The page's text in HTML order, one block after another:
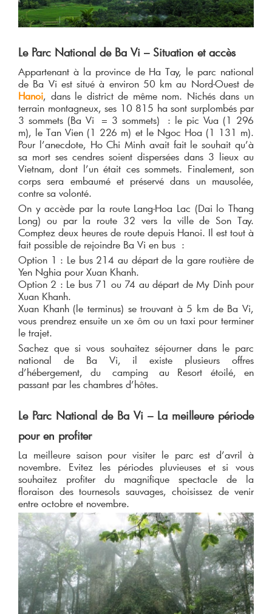
Le Parc National de Ba Vi – Situation et accès
Appartenant à la province de Ha Tay, le parc national
de Ba Vi est situé à environ 50 km au Nord-Ouest de
Hanoi, dans le district de même nom. Nichés dans un
terrain montagneux, ses 10 815 ha sont surplombés par
3 sommets (Ba Vi = 3 sommets) : le pic Vua (1 296
m), le Tan Vien (1 226 m) et le Ngoc Hoa (1 131 m).
Pour l’anecdote, Ho Chi Minh avait fait le souhait qu’à
sa mort ses cendres soient dispersées dans 3 lieux au
Vietnam, dont l’un était ces sommets. Finalement, son
corps sera embaumé et préservé dans un mausolée,
contre sa volonté.
On y accède par la route Lang-Hoa Lac (Dai lo Thang
Long) ou par la route 32 vers la ville de Son Tay.
Comptez deux heures de route depuis Hanoi. Il est tout à
fait possible de rejoindre Ba Vi en bus :
Option 1 : Le bus 214 au départ de la gare routière de
Yen Nghia pour Xuan Khanh.
Option 2 : Le bus 71 ou 74 au départ de My Dinh pour
Xuan Khanh.
Xuan Khanh (le terminus) se trouvant à 5 km de Ba Vi,
vous prendrez ensuite un xe ôm ou un taxi pour terminer
le trajet.
Sachez que si vous souhaitez séjourner dans le parc
national de Ba Vi, il existe plusieurs offres
d’hébergement, du camping au Resort étoilé, en
passant par les chambres d’hôtes.
Le Parc National de Ba Vi – La meilleure période
pour en profiter
La meilleure saison pour visiter le parc est d’avril à
novembre. Evitez les périodes pluvieuses et si vous
souhaitez profiter du magnifique spectacle de la
floraison des tournesols sauvages, choisissez de venir
entre octobre et novembre.